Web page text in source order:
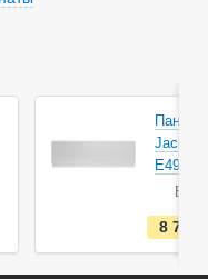
Jacob
В
8 700